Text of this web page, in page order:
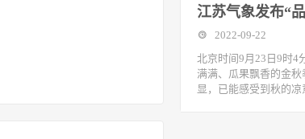
江苏气象发布“
2022-09-22
北京时间9月23日9时4
满满、瓜果飘香的金
显，已能感受到秋的